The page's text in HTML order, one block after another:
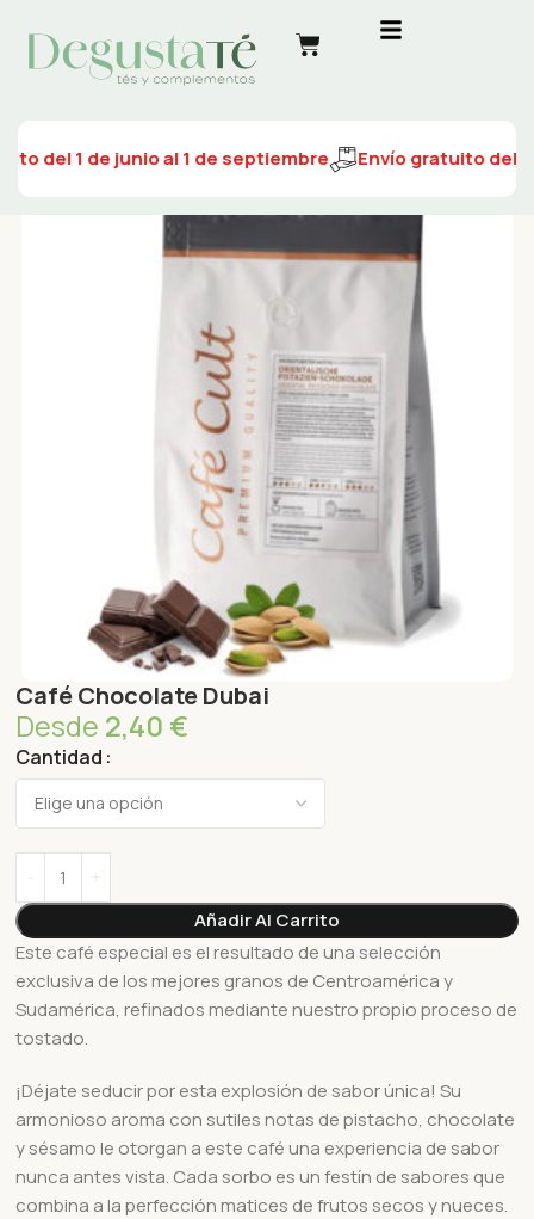
del 1 de junio al 1 de septiembre Envío gratuito del 1
Café Chocolate Dubai
Desde 2,40 €
Cantidad
Añadir Al Carrito
Este café especial es el resultado de una selección
exclusiva de los mejores granos de Centroamérica y
Sudamérica, refinados mediante nuestro propio proceso de
tostado.
¡Déjate seducir por esta explosión de sabor única! Su
armonioso aroma con sutiles notas de pistacho, chocolate
y sésamo le otorgan a este café una experiencia de sabor
nunca antes vista. Cada sorbo es un festín de sabores que
combina a la perfección matices de frutos secos y nueces.